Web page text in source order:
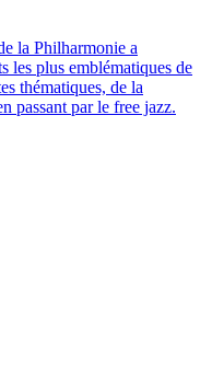
la Philharmonie a
les plus emblématiques de
thématiques, de la
passant par le free jazz.